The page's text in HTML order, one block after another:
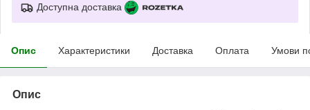
Доступна доставка
Опис Характеристики Доставка Оплата Умови
Опис